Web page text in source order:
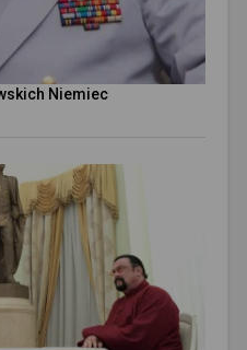
Niemiec